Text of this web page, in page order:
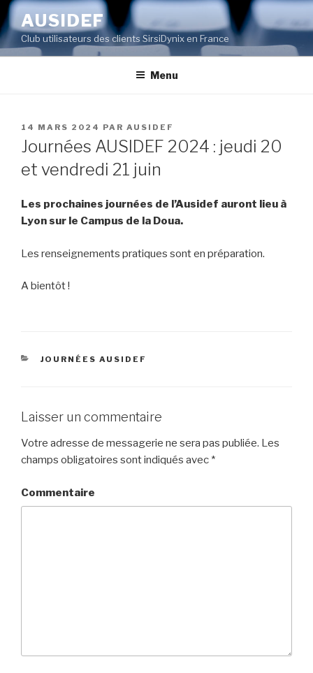
Aller
au
contenu
principal
AUSIDEF
Club utilisateurs des clients SirsiDynix en France
Menu
PUBLIÉ
LE
14 MARS 2024 PAR AUSIDEF
Journées AUSIDEF 2024 : jeudi 20
et vendredi 21 juin
Les prochaines journées de l’Ausidef auront lieu à
Lyon sur le Campus de la Doua.
Les renseignements pratiques sont en préparation.
A bientôt !
CATÉGORIES
JOURNÉES AUSIDEF
Laisser un commentaire
Votre adresse de messagerie ne sera pas publiée. Les
champs obligatoires sont indiqués avec *
Commentaire